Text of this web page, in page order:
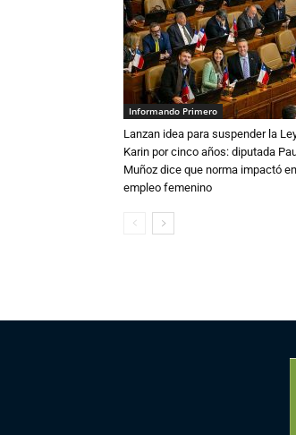
Informando Primero
Lanzan idea para suspender la
Karin por cinco años: diputada
Muñoz dice que norma impactó
empleo femenino